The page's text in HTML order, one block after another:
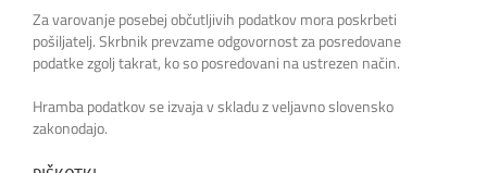
Za varovanje posebej občutljivih podatkov mora poskrbeti
pošiljatelj. Skrbnik prevzame odgovornost za posredovane
podatke zgolj takrat, ko so posredovani na ustrezen način.
Hramba podatkov se izvaja v skladu z veljavno slovensko
zakonodajo.